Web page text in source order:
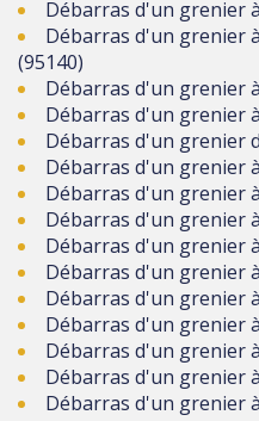
Débarras d'un grenier
Débarras d'un grenier
(95140)
Débarras d'un grenier
Débarras d'un grenier
Débarras d'un grenier
Débarras d'un grenier
Débarras d'un grenier
Débarras d'un grenier
Débarras d'un grenier
Débarras d'un grenier
Débarras d'un grenier
Débarras d'un grenier
Débarras d'un grenier
Débarras d'un grenier
Débarras d'un grenier